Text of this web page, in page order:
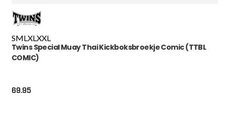
SMLXLXXL
Twins Special Muay Thai Kickboksbroekje Comic (TTBL
COMIC)
69.95